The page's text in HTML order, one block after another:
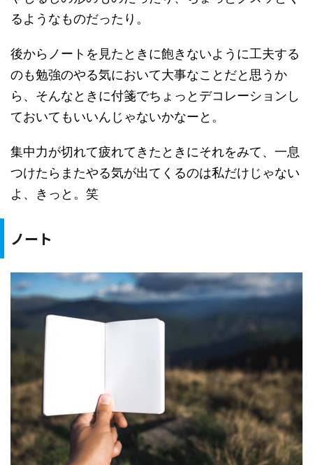
るようなものだったり。
後からノートを見たときに飽きないように工夫する
のも勉強のやる気において大事なことだと思うか
ら、そんなときに付箋でちょっとデコレーションし
ておいてもいいんじゃないかなーと。
集中力が切れて疲れてきたときにそれをみて、一息
つけたらまたやる気が出てくるのは私だけじゃない
よ、きっと。笑
ノート